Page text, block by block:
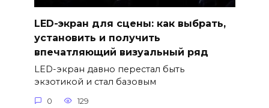
LED-экран для сцены: как выбрать,
установить и получить
впечатляющий визуальный ряд
LED-экран давно перестал быть
экзотикой и стал базовым
0 129